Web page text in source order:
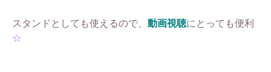
スタンドとしても使えるので、 動画視聴にとっても便利
☆